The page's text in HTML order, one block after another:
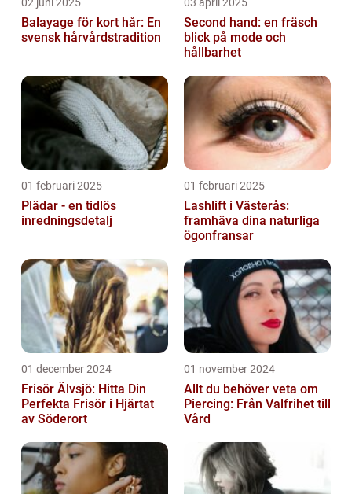
Balayage för kort hår: En
svensk hårvårdstradition
Second hand: en fräsch
blick på mode och
hållbarhet
01 februari 2025
Plädar - en tidlös
inredningsdetalj
01 februari 2025
Lashlift i Västerås:
framhäva dina naturliga
ögonfransar
01 december 2024
Frisör Älvsjö: Hitta Din
Perfekta Frisör i Hjärtat
av Söderort
01 november 2024
Allt du behöver veta om
Piercing: Från Valfrihet till
Vård